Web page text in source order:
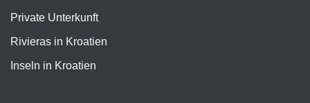
Private Unterkunft
Rivieras in Kroatien
Inseln in Kroatien